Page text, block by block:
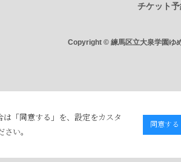
チケット
Copyright © 練馬区立大泉学園ゆ
「同意する」を、設定をカスタ
い。
同意する